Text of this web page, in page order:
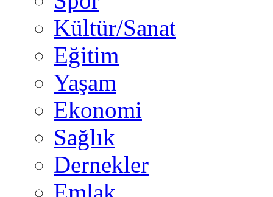
Kültür/Sanat
Eğitim
Yaşam
Ekonomi
Sağlık
Dernekler
Emlak